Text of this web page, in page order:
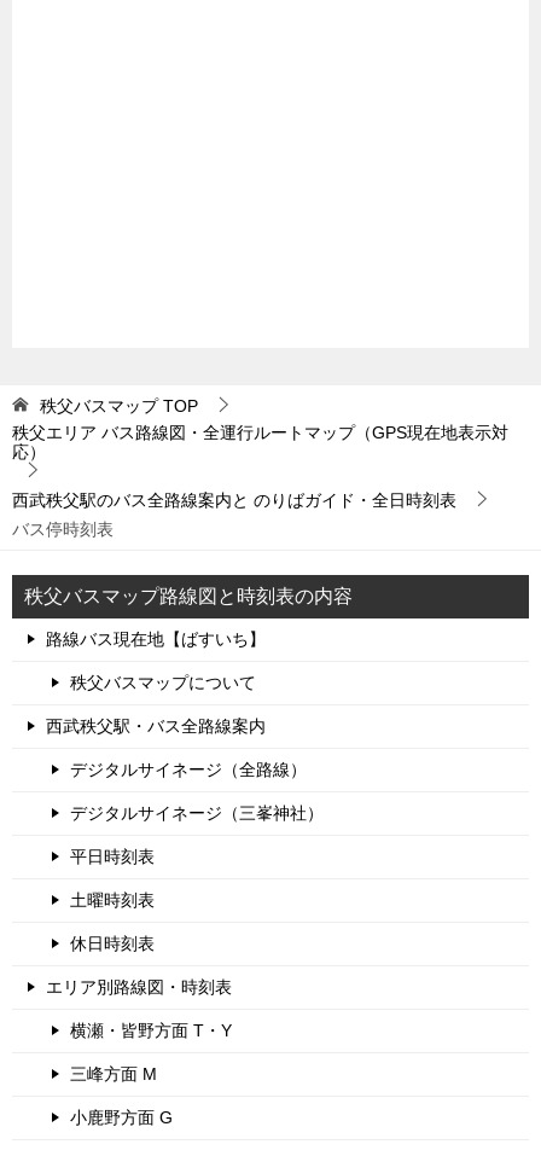
秩父バスマップTOP
秩父エリア バス路線図・全運行ルートマップ（GPS現在地表示対
応）
西武秩父駅のバス全路線案内と のりばガイド・全日時刻表
バス停時刻表
秩父バスマップ路線図と時刻表の内容
路線バス現在地【ばすいち】
秩父バスマップについて
西武秩父駅・バス全路線案内
デジタルサイネージ（全路線）
デジタルサイネージ（三峯神社）
平日時刻表
土曜時刻表
休日時刻表
エリア別路線図・時刻表
横瀬・皆野方面 T・Y
三峰方面 M
小鹿野方面 G